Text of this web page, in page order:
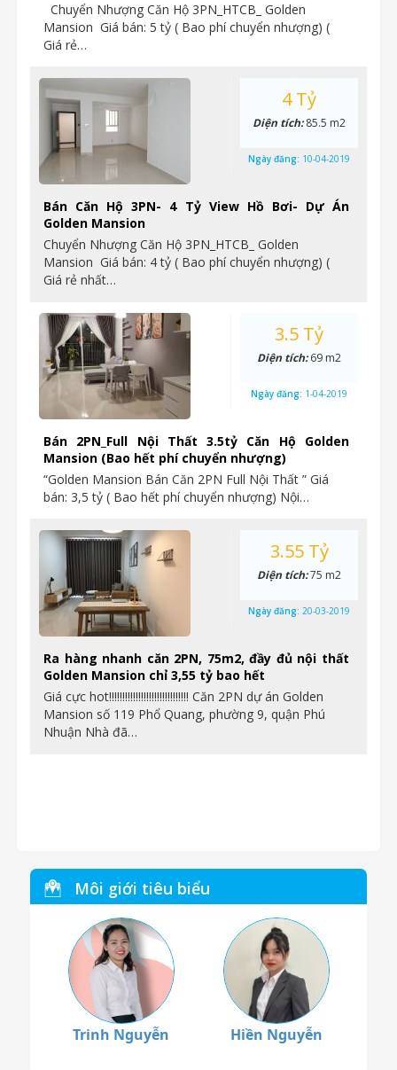
Chuyển Nhượng Căn Hộ 3PN_HTCB_ Golden
Mansion Giá bán: 5 tỷ ( Bao phí chuyển nhượng) (
Giá rẻ…
Bán Căn Hộ 3PN- 4 Tỷ View Hồ Bơi- Dự Án
Golden Mansion
Chuyển Nhượng Căn Hộ 3PN_HTCB_ Golden
Mansion Giá bán: 4 tỷ ( Bao phí chuyển nhượng) (
Giá rẻ nhất…
4 Tỷ
Diện tích:85.5 m2
Ngày đăng: 10-04-2019
Bán 2PN_Full Nội Thất 3.5tỷ Căn Hộ Golden
Mansion (Bao hết phí chuyển nhượng)
“Golden Mansion Bán Căn 2PN Full Nội Thất ” Giá
bán: 3,5 tỷ ( Bao hết phí chuyển nhượng) Nội…
3.5 Tỷ
Diện tích:69 m2
Ngày đăng: 1-04-2019
Ra hàng nhanh căn 2PN, 75m2, đầy đủ nội thất
Golden Mansion chỉ 3,55 tỷ bao hết
Giá cực hot!!!!!!!!!!!!!!!!!!!!!!!!!!!!!! Căn 2PN dự án Golden
Mansion số 119 Phổ Quang, phường 9, quận Phú
Nhuận Nhà đã…
3.55 Tỷ
Diện tích:75 m2
Ngày đăng: 20-03-2019
Môi giới tiêu biểu
Trinh Nguyễn Hiền Nguyễn